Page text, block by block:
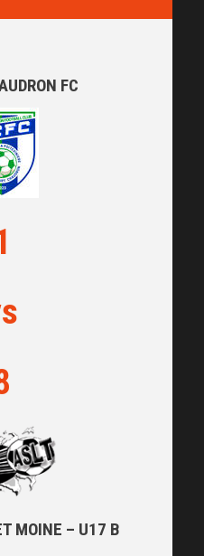
FC
MOINE – U17 B